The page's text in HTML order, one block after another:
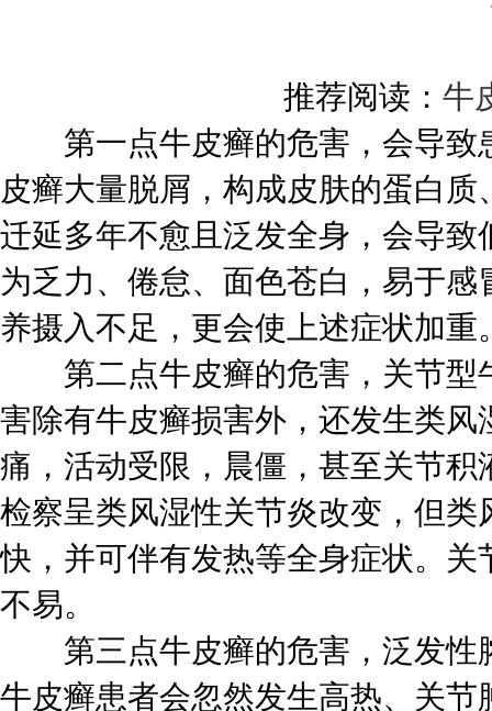
推荐阅读： 牛
第一点牛皮癣的危害，会导致
皮癣大量脱屑，构成皮肤的蛋白
迁延多年不愈且泛发全身，会导
为乏力、倦怠、面色苍白，易于
养摄入不足，更会使上述症状加重
第二点牛皮癣的危害，关节型
害除有牛皮癣损害外，还发生类
痛，活动受限，晨僵，甚至关节
检察呈类风湿性关节炎改变，但
快，并可伴有发热等全身症状。
不易。
第三点牛皮癣的危害，泛发性
牛皮癣患者会忽然发生高热、关